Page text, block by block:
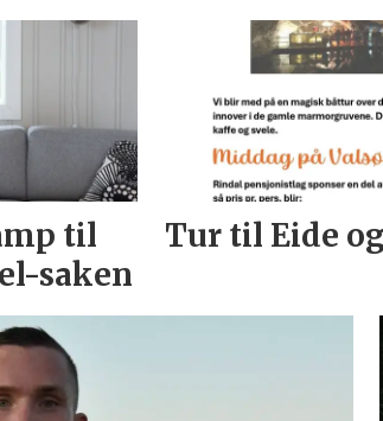
til
saken
Tur til Eide